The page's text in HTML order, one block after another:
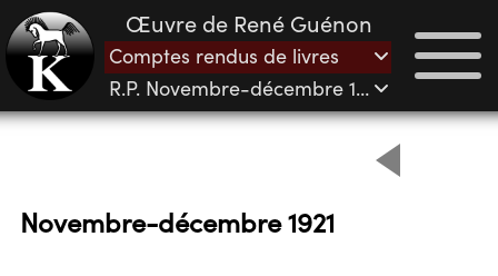
Œuvre de René Guénon
Comptes rendus de livres
R.P. Novembre-décembre 1921
Novembre-décembre 1921